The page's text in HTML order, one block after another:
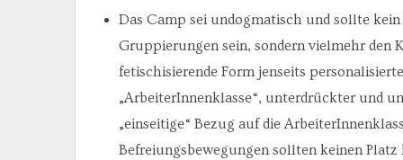
Das Camp sei undogmatisch und sollte
Gruppierungen sein, sondern vielmehr den
fetischisierende Form jenseits
„ArbeiterInnenklasse“, unterdrückter und
„einseitige“ Bezug auf die
Befreiungsbewegungen sollten keinen Platz